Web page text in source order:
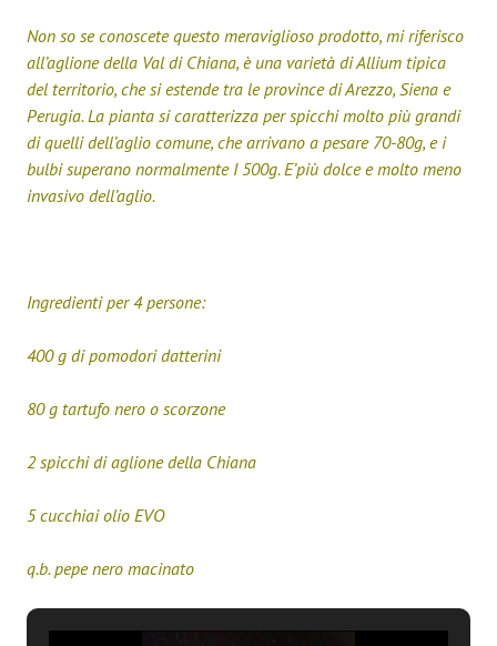
Non so se conoscete questo meraviglioso prodotto, mi riferisco
all’aglione della Val di Chiana, è una varietà di Allium tipica
del territorio, che si estende tra le province di Arezzo, Siena e
Perugia. La pianta si caratterizza per spicchi molto più grandi
di quelli dell’aglio comune, che arrivano a pesare 70-80g, e i
bulbi superano normalmente I 500g. E’più dolce e molto meno
invasivo dell’aglio.
Ingredienti per 4 persone:
400 g di pomodori datterini
80 g tartufo nero o scorzone
2 spicchi di aglione della Chiana
5 cucchiai olio EVO
q.b. pepe nero macinato